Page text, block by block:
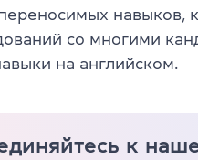
навыков,
со многими
на английском.
к